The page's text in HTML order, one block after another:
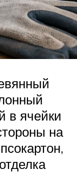
в ячейки
на